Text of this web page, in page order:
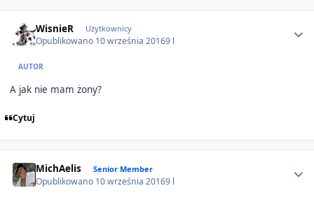
WisnieR Użytkownicy
Opublikowano 10 września 20169 l
AUTOR
A jak nie mam żony?
Cytuj
MichAelis Senior Member
Opublikowano 10 września 20169 l